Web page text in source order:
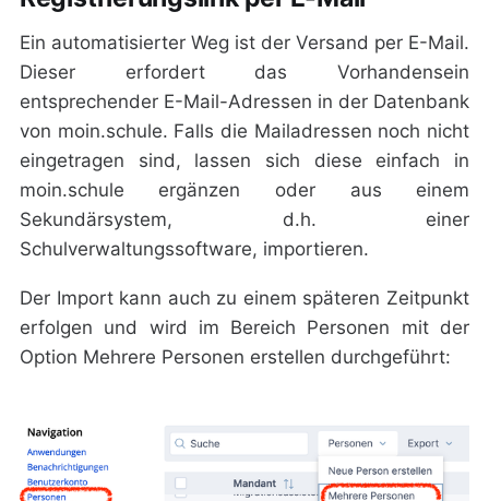
Ein automatisierter Weg ist der Versand per E-Mail.
Dieser erfordert das Vorhandensein
entsprechender E-Mail-Adressen in der Datenbank
von moin.schule. Falls die Mailadressen noch nicht
eingetragen sind, lassen sich diese einfach in
moin.schule ergänzen oder aus einem
Sekundärsystem, d.h. einer
Schulverwaltungssoftware, importieren.
Der Import kann auch zu einem späteren Zeitpunkt
erfolgen und wird im Bereich Personen mit der
Option Mehrere Personen erstellen durchgeführt: